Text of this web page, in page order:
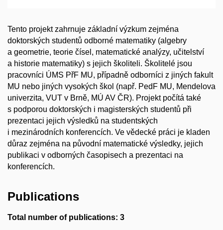
Tento projekt zahrnuje základní výzkum zejména
doktorských studentů odborné matematiky (algebry
a geometrie, teorie čísel, matematické analýzy, učitelství
a historie matematiky) s jejich školiteli. Školitelé jsou
pracovníci ÚMS PřF MU, případně odborníci z jiných fakult
MU nebo jiných vysokých škol (např. PedF MU, Mendelova
univerzita, VUT v Brně, MÚ AV ČR). Projekt počítá také
s podporou doktorských i magisterských studentů při
prezentaci jejich výsledků na studentských
i mezinárodních konferencích. Ve vědecké práci je kladen
důraz zejména na původní matematické výsledky, jejich
publikaci v odborných časopisech a prezentaci na
konferencích.
Publications
Total number of publications: 3